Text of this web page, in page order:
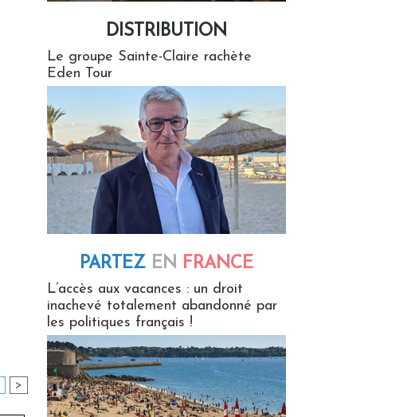
>
DISTRIBUTION
Le groupe Sainte-Claire rachète
Eden Tour
PARTEZ EN FRANCE
L’accès aux vacances : un droit
inachevé totalement abandonné par
les politiques français !